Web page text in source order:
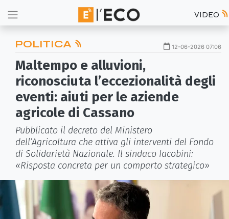
VIDEO
POLITICA 12-06-2026 07:06
Maltempo e alluvioni,
riconosciuta l’eccezionalità degli
eventi: aiuti per le aziende
agricole di Cassano
Pubblicato il decreto del Ministero
dell’Agricoltura che attiva gli interventi del Fondo
di Solidarietà Nazionale. Il sindaco Iacobini:
«Risposta concreta per un comparto strategico»